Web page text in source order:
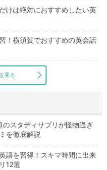
けは絶対におすすめしたい英
！横須賀でおすすめの英会話
見る
のスタディサプリが怪物過ぎ
を徹底解説
語を習得！スキマ時間に出来
12選